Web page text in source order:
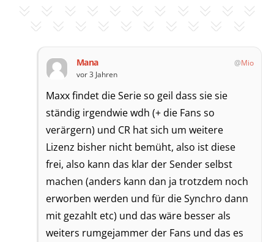
Mana
Mio
vor 3 Jahren
Maxx findet die Serie so geil dass sie sie
ständig irgendwie wdh (+ die Fans so
verärgern) und CR hat sich um weitere
Lizenz bisher nicht bemüht, also ist diese
frei, also kann das klar der Sender selbst
machen (anders kann dan ja trotzdem noch
erworben werden und für die Synchro dann
mit gezahlt etc) und das wäre besser als
weiters rumgejammer der Fans und das es